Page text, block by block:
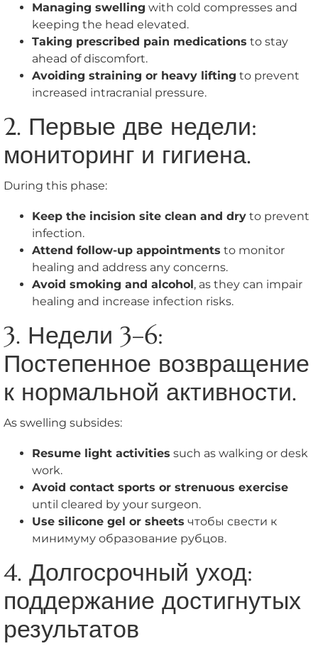
Managing swelling with cold compresses and
keeping the head elevated.
Taking prescribed pain medications to stay
ahead of discomfort.
Avoiding straining or heavy lifting to prevent
increased intracranial pressure.
2. Первые две недели:
мониторинг и гигиена.
During this phase:
Keep the incision site clean and dry to prevent
infection.
Attend follow-up appointments to monitor
healing and address any concerns.
Avoid smoking and alcohol, as they can impair
healing and increase infection risks.
3. Недели 3–6:
Постепенное возвращение
к нормальной активности.
As swelling subsides:
Resume light activities such as walking or desk
work.
Avoid contact sports or strenuous exercise
until cleared by your surgeon.
Use silicone gel or sheets чтобы свести к
минимуму образование рубцов.
4. Долгосрочный уход:
поддержание достигнутых
результатов